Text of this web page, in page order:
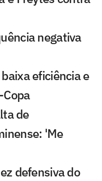
negativa
eficiência e
de
'Me
defensiva do